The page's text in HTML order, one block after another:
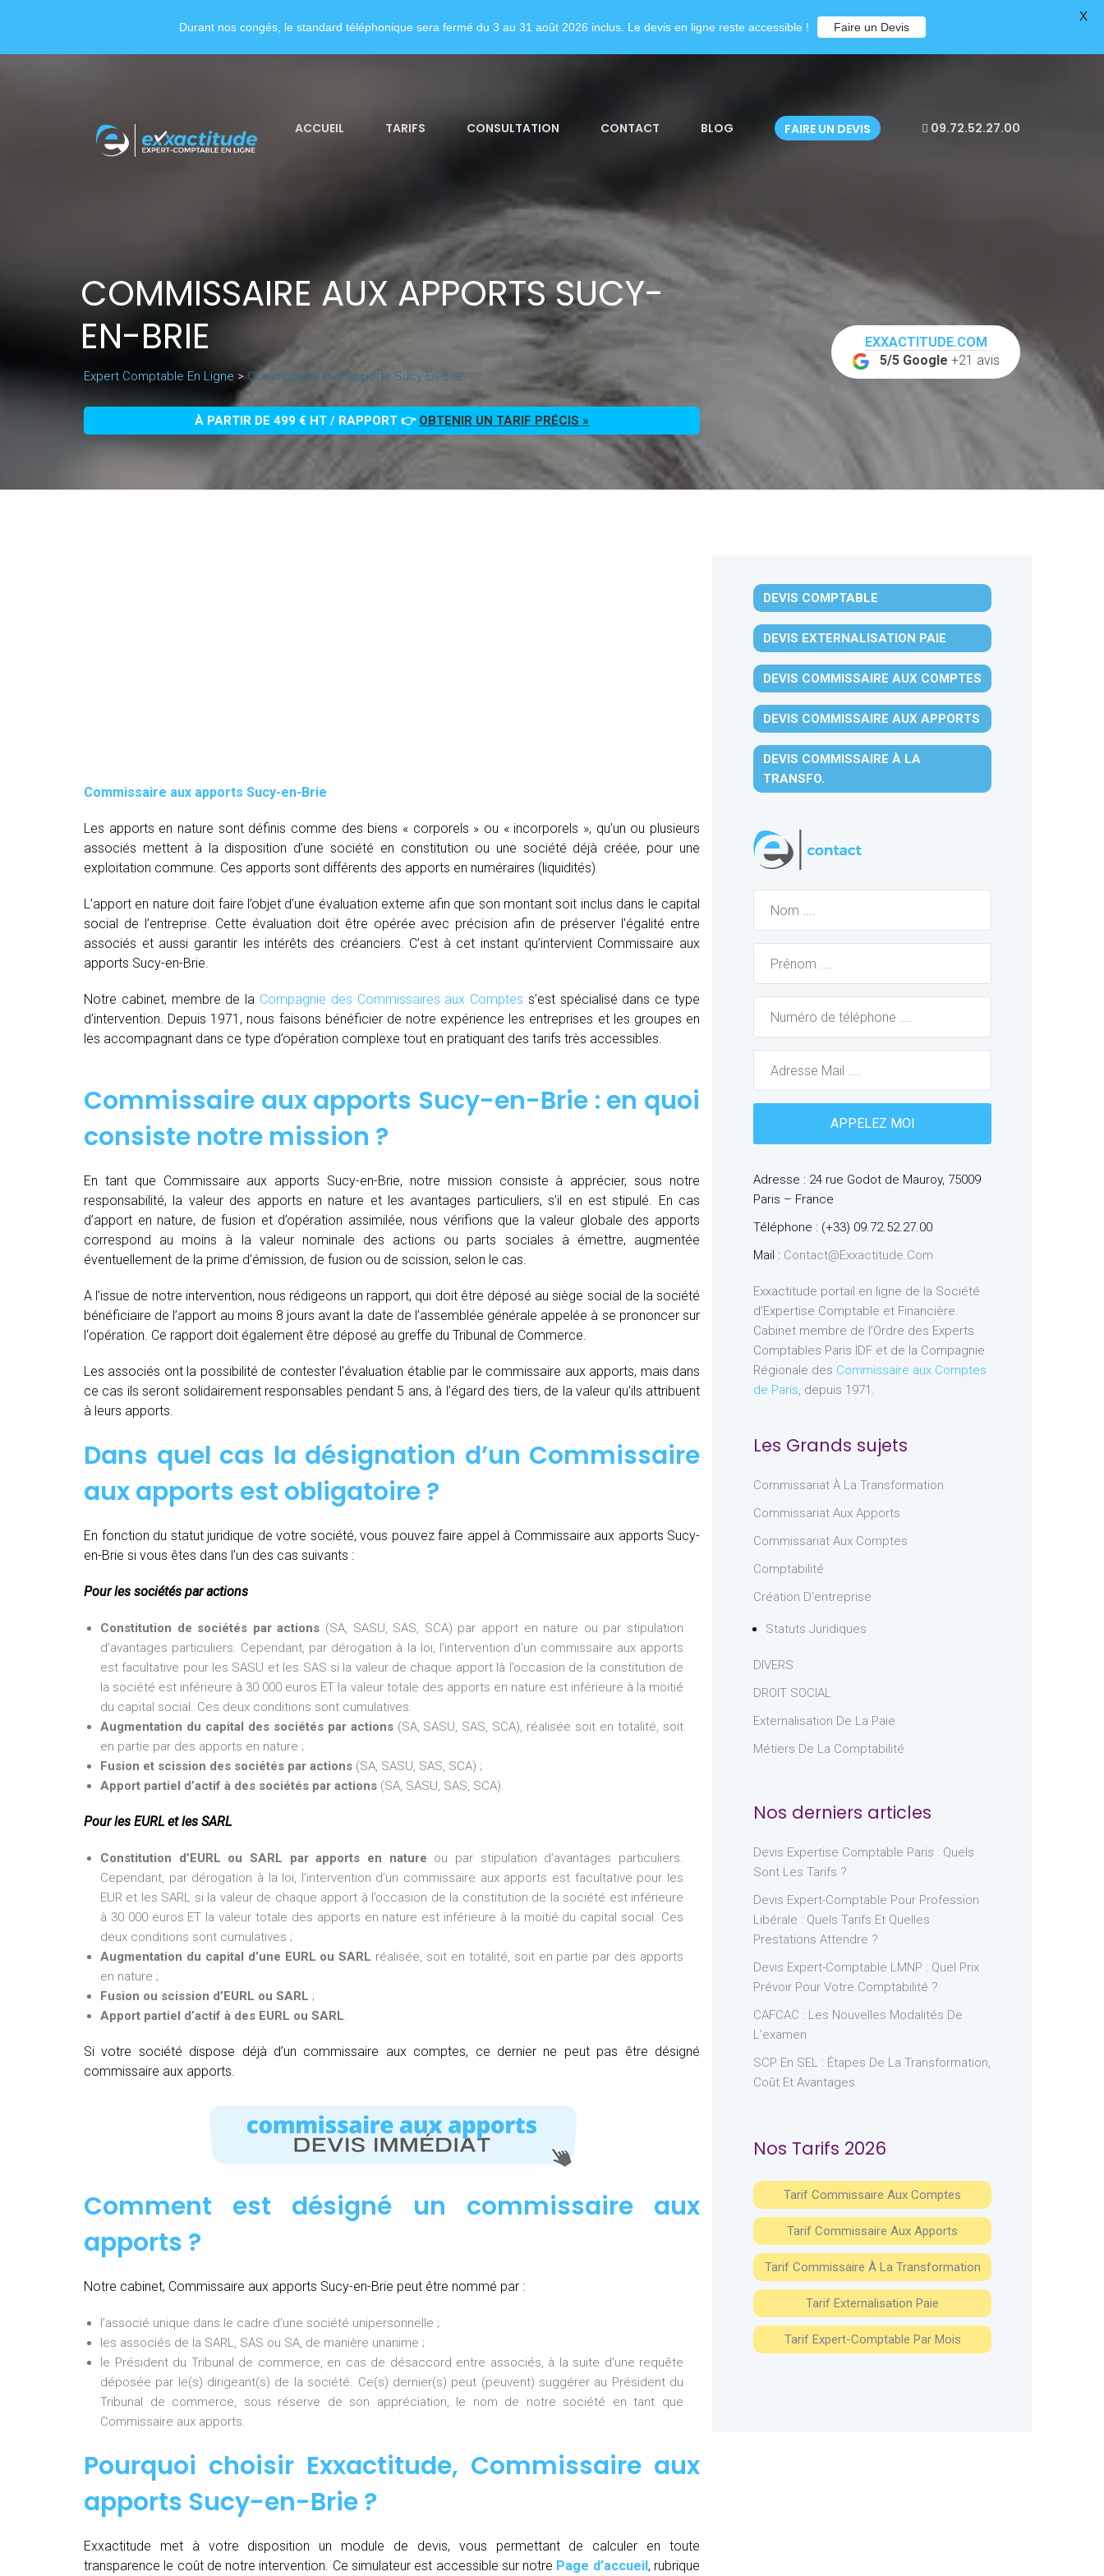
ACCUEIL TARIFS CONSULTATION CONTACT BLOG FAIRE UN DEVIS 09.72.52.27.00
COMMISSAIRE AUX APPORTS SUCY-
EN-BRIE
Expert Comptable En Ligne > Commissaire Aux Apports Sucy-En-Brie
À PARTIR DE 499 € HT / RAPPORT 👉 OBTENIR UN TARIF PRÉCIS »
EXXACTITUDE.COM
5/5 Google +21 avis
Commissaire aux apports Sucy-en-Brie
Les apports en nature sont définis comme des biens « corporels » ou « incorporels », qu’un ou plusieurs
associés mettent à la disposition d’une société en constitution ou une société déjà créée, pour une
exploitation commune. Ces apports sont différents des apports en numéraires (liquidités)
L’apport en nature doit faire l’objet d’une évaluation externe afin que son montant soit inclus dans le capital
social de l’entreprise. Cette évaluation doit être opérée avec précision afin de préserver l’égalité entre
associés et aussi garantir les intérêts des créanciers. C’est à cet instant qu’intervient Commissaire aux
apports Sucy-en-Brie.
Notre cabinet, membre de la Compagnie des Commissaires aux Comptes s’est spécialisé dans ce type
d’intervention. Depuis 1971, nous faisons bénéficier de notre expérience les entreprises et les groupes en
les accompagnant dans ce type d’opération complexe tout en pratiquant des tarifs très accessibles.
Commissaire aux apports Sucy-en-Brie : en quoi
consiste notre mission ?
En tant que Commissaire aux apports Sucy-en-Brie, notre mission consiste à apprécier, sous notre
responsabilité, la valeur des apports en nature et les avantages particuliers, s’il en est stipulé. En cas
d’apport en nature, de fusion et d’opération assimilée, nous vérifions que la valeur globale des apports
correspond au moins à la valeur nominale des actions ou parts sociales à émettre, augmentée
éventuellement de la prime d’émission, de fusion ou de scission, selon le cas.
A l’issue de notre intervention, nous rédigeons un rapport, qui doit être déposé au siège social de la société
bénéficiaire de l’apport au moins 8 jours avant la date de l’assemblée générale appelée à se prononcer sur
l‘opération. Ce rapport doit également être déposé au greffe du Tribunal de Commerce.
Les associés ont la possibilité de contester l’évaluation établie par le commissaire aux apports, mais dans
ce cas ils seront solidairement responsables pendant 5 ans, à l’égard des tiers, de la valeur qu’ils attribuent
à leurs apports.
Dans quel cas la désignation d’un Commissaire
aux apports est obligatoire ?
En fonction du statut juridique de votre société, vous pouvez faire appel à Commissaire aux apports Sucy-
en-Brie si vous êtes dans l’un des cas suivants :
Pour les sociétés par actions
Constitution de sociétés par actions (SA, SASU, SAS, SCA) par apport en nature ou par stipulation
d’avantages particuliers. Cependant, par dérogation à la loi, l’intervention d’un commissaire aux apports
est facultative pour les SASU et les SAS si la valeur de chaque apport là l’occasion de la constitution de
la société est inférieure à 30 000 euros ET la valeur totale des apports en nature est inférieure à la moitié
du capital social. Ces deux conditions sont cumulatives.
Augmentation du capital des sociétés par actions(SA, SASU, SAS, SCA), réalisée soit en totalité, soit
en partie par des apports en nature ;
Fusion et scission des sociétés par actions (SA, SASU, SAS, SCA) ;
Apport partiel d’actif à des sociétés par actions (SA, SASU, SAS, SCA).
Pour les EURL et les SARL
Constitution d’EURL ou SARL par apports en nature ou par stipulation d’avantages particuliers.
Cependant, par dérogation à la loi, l’intervention d’un commissaire aux apports est facultative pour les
EUR et les SARL si la valeur de chaque apport à l’occasion de la constitution de la société est inférieure
à 30 000 euros ET la valeur totale des apports en nature est inférieure à la moitié du capital social. Ces
deux conditions sont cumulatives ;
Augmentation du capital d’une EURL ou SARL réalisée, soit en totalité, soit en partie par des apports
en nature ;
Fusion ou scission d’EURL ou SARL ;
Apport partiel d’actif à des EURL ou SARL.
Si votre société dispose déjà d’un commissaire aux comptes, ce dernier ne peut pas être désigné
commissaire aux apports.
Comment est désigné un commissaire aux
apports ?
Notre cabinet, Commissaire aux apports Sucy-en-Brie peut être nommé par :
l’associé unique dans le cadre d’une société unipersonnelle ;
les associés de la SARL, SAS ou SA, de manière unanime ;
le Président du Tribunal de commerce, en cas de désaccord entre associés, à la suite d’une requête
déposée par le(s) dirigeant(s) de la société. Ce(s) dernier(s) peut (peuvent) suggérer au Président du
Tribunal de commerce, sous réserve de son appréciation, le nom de notre société en tant que
Commissaire aux apports.
Pourquoi choisir Exxactitude, Commissaire aux
apports Sucy-en-Brie?
Exxactitude met à votre disposition un module de devis, vous permettant de calculer en toute
transparence le coût de notre intervention. Ce simulateur est accessible sur notre Page d’accueil, rubrique
DEVIS COMPTABLE
DEVIS EXTERNALISATION PAIE
DEVIS COMMISSAIRE AUX COMPTES
DEVIS COMMISSAIRE AUX APPORTS
DEVIS COMMISSAIRE À LA
TRANSFO.
Adresse : 24 rue Godot de Mauroy, 75009
Paris – France
Téléphone : (+33) 09.72.52.27.00
Mail : Contact@exxactitude.com
Exxactitude portail en ligne de la Société
d’Expertise Comptable et Financière.
Cabinet membre de l’Ordre des Experts
Comptables Paris IDF et de la Compagnie
Régionale des Commissaire aux Comptes
de Paris, depuis 1971.
Les Grands sujets
Commissariat À La Transformation
Commissariat Aux Apports
Commissariat Aux Comptes
Comptabilité
Création D'entreprise
Statuts Juridiques
DIVERS
DROIT SOCIAL
Externalisation De La Paie
Métiers De La Comptabilité
Nos derniers articles
Devis Expertise Comptable Paris : Quels
Sont Les Tarifs ?
Devis Expert-Comptable Pour Profession
Libérale : Quels Tarifs Et Quelles
Prestations Attendre ?
Devis Expert-Comptable LMNP : Quel Prix
Prévoir Pour Votre Comptabilité ?
CAFCAC : Les Nouvelles Modalités De
L’examen
SCP En SEL : Étapes De La Transformation,
Coût Et Avantages
Nos Tarifs 2026
Tarif Commissaire Aux Comptes
Tarif Commissaire Aux Apports
Tarif Commissaire À La Transformation
Tarif Externalisation Paie
Tarif Expert-Comptable Par Mois
Durant nos congés, le standard téléphonique sera fermé du 3 au 31 août 2026 inclus. Le devis en ligne reste accessible ! Faire un Devis
X